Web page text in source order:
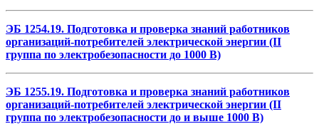
ЭБ 1254.19. Подготовка и проверка знаний работников
организаций-потребителей электрической энергии (II
группа по электробезопасности до 1000 В)
ЭБ 1255.19. Подготовка и проверка знаний работников
организаций-потребителей электрической энергии (II
группа по электробезопасности до и выше 1000 В)